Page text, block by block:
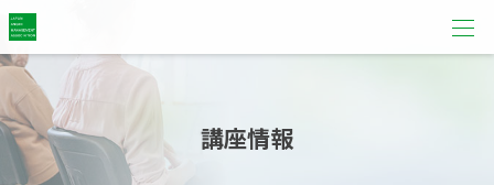
講座情報